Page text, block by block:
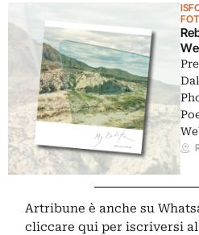
Artribune è anche su
cliccare qui per iscriversi al